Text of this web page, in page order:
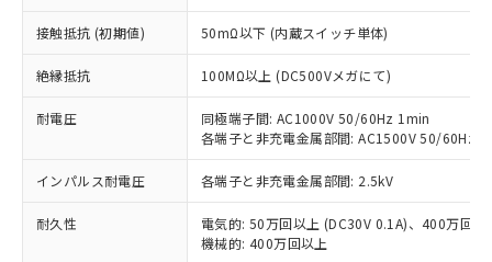
接触抵抗 (初期値) 50mΩ以下 (内蔵スイッチ単体)
絶縁抵抗 100MΩ以上 (DC500Vメガにて)
耐電圧
同極端子間: AC1000V 50/60Hz 1min
各端子と非充電金属部間: AC1500V 50/60Hz
インパルス耐電圧 各端子と非充電金属部間: 2.5kV
耐久性
電気的: 50万回以上 (DC30V 0.1A)、400万回
機械的: 400万回以上
ご利用条件
以下の条件をお読みいただき、同意のうえ
ご利用ください。
※1 対応状況
対応済み：EU RoHS指令（10物質）の
非含有に対応した製品が提供可能な商品で
対応予定：EU RoHS指令（10物質）の非含
有に対応した製品に切り替える予定のある
商品です。
非含有に非対応の商品で、対応品を出す予
定はありません。